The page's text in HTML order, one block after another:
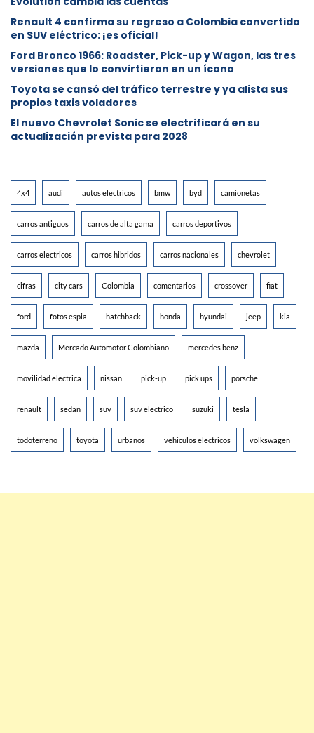
Renault 4 confirma su regreso a Colombia convertido
en SUV eléctrico: ¡es oficial!
Ford Bronco 1966: Roadster, Pick-up y Wagon, las tres
versiones que lo convirtieron en un ícono
Toyota se cansó del tráfico terrestre y ya alista sus
propios taxis voladores
El nuevo Chevrolet Sonic se electrificará en su
actualización prevista para 2028
4x4 audi autos electricos bmw byd camionetas
carros antiguos carros de alta gama carros deportivos
carros electricos carros hibridos carros nacionales chevrolet
cifras city cars Colombia comentarios crossover fiat
ford fotos espia hatchback honda hyundai jeep kia
mazda Mercado Automotor Colombiano mercedes benz
movilidad electrica nissan pick-up pick ups porsche
renault sedan suv suv electrico suzuki tesla
todoterreno toyota urbanos vehiculos electricos volkswagen